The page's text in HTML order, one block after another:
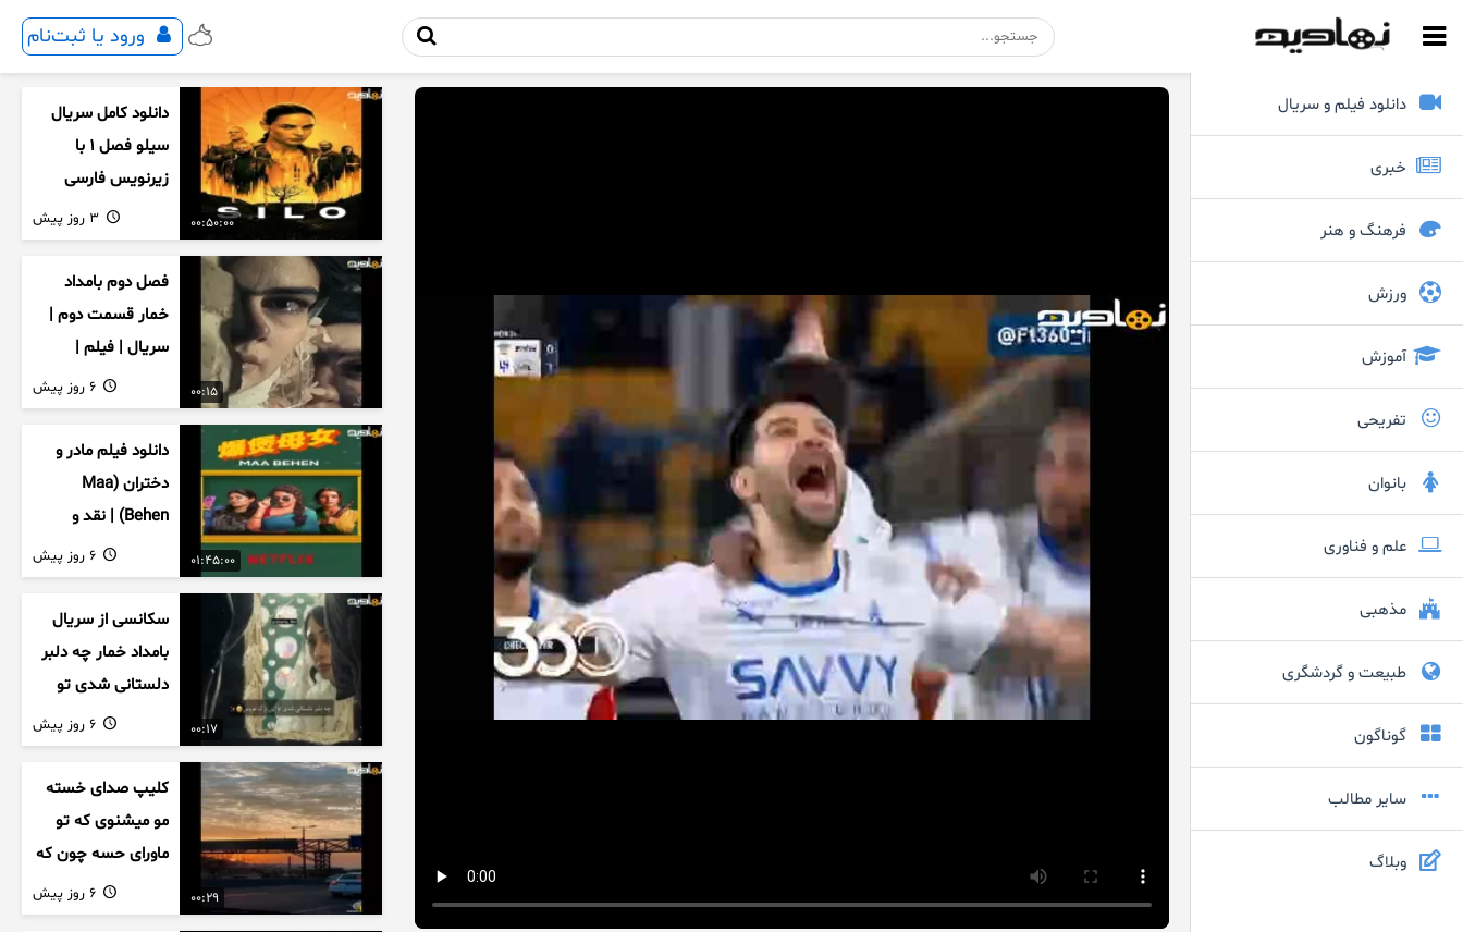
ورود یا ثبت‌نام
دانلود فیلم و سریال
خبری
فرهنگ و هنر
ورزش
آموزش
تفریحی
بانوان
علم و فناوری
مذهبی
طبیعت و گردشگری
گوناگون
سایر مطالب
وبلاگ
00:50:00
دانلود کامل سریال
سیلو فصل ۱ با
زیرنویس فارسی
00:15
فصل دوم بامداد
خمار قسمت دوم |
سریال | فیلم |
نمایش خانگی |
محبوبه | سینمایی
01:45:00
دانلود فیلم مادر و
دختران (Maa
Behen) | نقد و
بررسی درام خانوادگی
هندی
00:17
سکانسی از سریال
بامداد خمار چه دلبر
دلستانی شدی تو
این بزک عروس..
00:29
کلیپ صدای خسته
مو میشنوی که تو
ماورای حسه چون که
داریم می رسیم به
اخرای قصه